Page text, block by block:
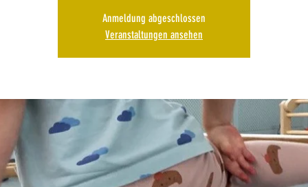
Anmeldung abgeschlossen
Veranstaltungen ansehen